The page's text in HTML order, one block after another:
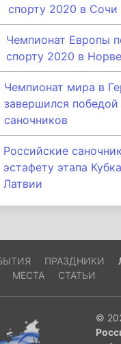
спорту 2020 в Сочи
Чемпионат Европы
спорту 2020 в
Чемпионат мира в
завершился
саночников
Российские
эстафету этапа
Латвии
ПРАЗДНИКИ
МЕСТА СТАТЬИ
©